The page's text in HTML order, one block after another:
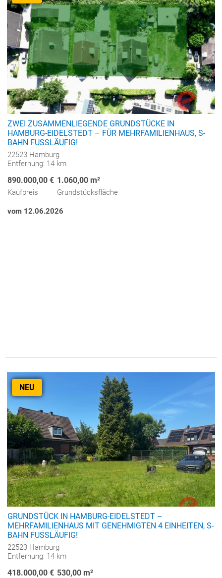
ZWEI ZUSAMMENLIEGENDE GRUNDSTÜCKE IN
HAMBURG-EIDELSTEDT – FÜR MEHRFAMILIENHAUS, S-
BAHN FUSSLÄUFIG!
22523 Hamburg
Entfernung: 14 km
890.000,00 €
Kaufpreis
1.060,00 m²
Grundstücksfläche
vom 12.06.2026
NEU
GRUNDSTÜCK IN HAMBURG-EIDELSTEDT –
MEHRFAMILIENHAUS MIT GENEHMIGTEN 4 EINHEITEN, S-
BAHN FUSSLÄUFIG!
22523 Hamburg
Entfernung: 14 km
418.000,00 € 530,00 m²